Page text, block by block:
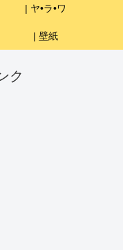
| ヤ•ラ•ワ
| 壁紙
ク